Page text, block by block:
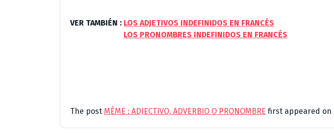
VER TAMBIÉN : LOS ADJETIVOS INDEFINIDOS EN FRANCÉS
LOS PRONOMBRES INDEFINIDOS EN FRANCÉS
The post MÊME : ADJECTIVO, ADVERBIO O PRONOMBRE first appeared on